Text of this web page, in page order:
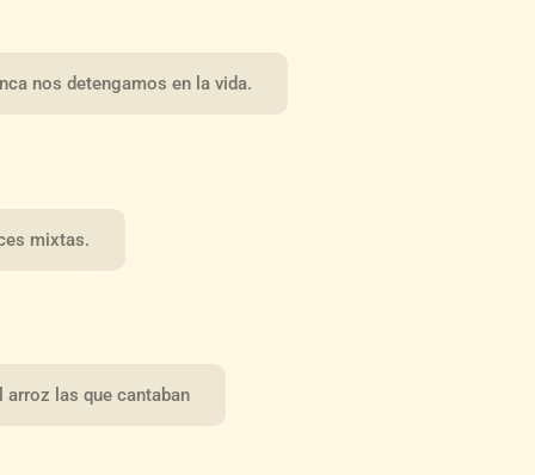
nos detengamos en la vida.
mixtas.
arroz las que cantaban